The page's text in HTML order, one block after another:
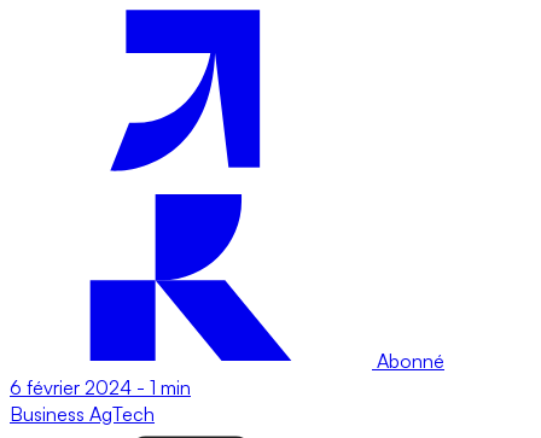
Abonné
6 février 2024 - 1 min
Business AgTech